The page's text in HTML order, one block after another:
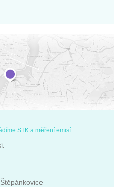
STK a měření emisí.